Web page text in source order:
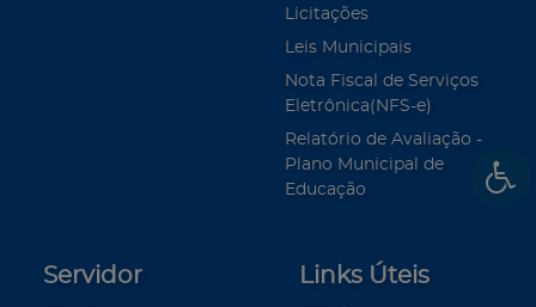
Licitações
Leis Municipais
Nota Fiscal de Serviços
Eletrônica(NFS-e)
Relatório de Avaliação -
Plano Municipal de
Educação
Servidor Links Úteis